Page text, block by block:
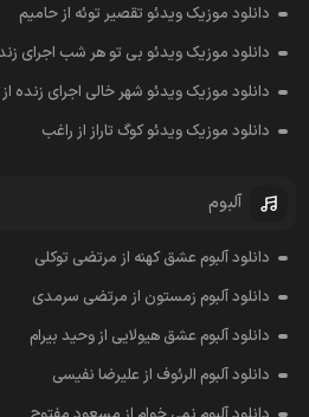
دانلود موزیک ویدئو تقصیر توئه از حامیم
دانلود موزیک ویدئو بی تو هر شب اجرای
دانلود موزیک ویدئو شهر خالی اجرای زنده از
دانلود موزیک ویدئو کوگ تاراز از راغب
آلبوم
دانلود آلبوم عشق کهنه از مرتضی توکلی
دانلود آلبوم زمستون از مرتضی سرمدی
دانلود آلبوم عشق هیولایی از وحید بیرام
دانلود آلبوم الرئوف از علیرضا نفیسی